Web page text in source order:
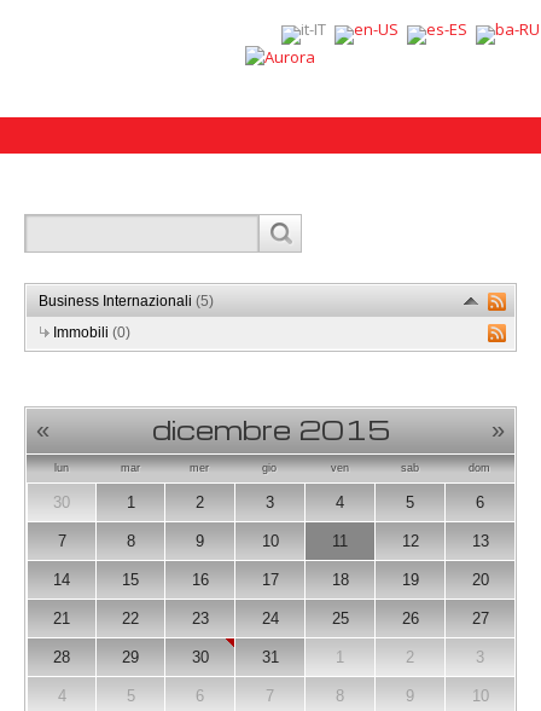
Business Internazionali (5)
Immobili (0)
« dicembre 2015 »
lun mar mer gio ven sab dom
30 1 2 3 4 5 6
7 8 9 10 11 12 13
14 15 16 17 18 19 20
21 22 23 24 25 26 27
28 29 30 31 1 2 3
4 5 6 7 8 9 10